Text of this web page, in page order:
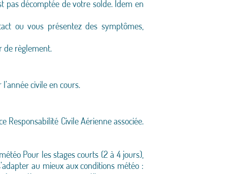
pas décomptée de votre solde. Idem en
ou vous présentez des symptômes,
de règlement.
civile en cours.
Civile Aérienne associée.
Pour les stages courts (2 à 4 jours),
au mieux aux conditions météo :